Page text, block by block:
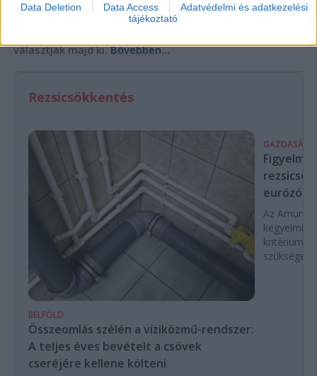
Data Deletion Data Access
Adatvédelmi és adatkezelési
tájékoztató
Tarr Zoltán szerint zajlik a közmédia átvilágítása, a
választják majd ki.Bővebben...
Rezsicsökkentés
BELFÖLD
Összeomlás szélén a víziközmű-rendszer:
A teljes éves bevételt a csövek
cseréjére kellene költeni
GAZDASÁG
Az Amundi
kegyelmi